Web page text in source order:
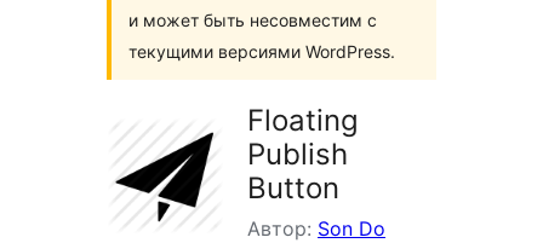
и может быть несовместим с
текущими версиями WordPress.
Floating
Publish
Button
Автор: Son Do